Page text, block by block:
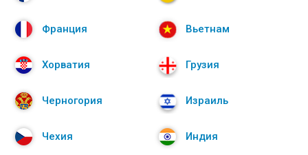
Франция
Хорватия
Черногория
Чехия
Вьетнам
Грузия
Израиль
Индия